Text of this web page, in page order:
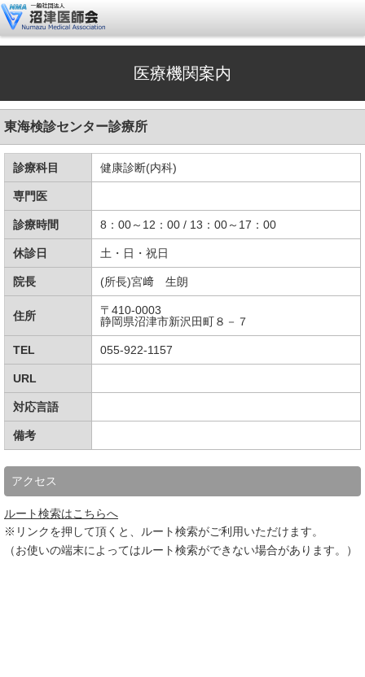
医療機関案内
東海検診センター診療所
診療科目 健康診断(内科)
専門医
診療時間 8：00～12：00 / 13：00～17：00
休診日 土・日・祝日
院長 (所長)宮﨑 生朗
住所
〒410-0003
静岡県沼津市新沢田町８－７
TEL 055-922-1157
URL
対応言語
備考
アクセス
ルート検索はこちらへ
※リンクを押して頂くと、ルート検索がご利用いただけます。
（お使いの端末によってはルート検索ができない場合があります。）